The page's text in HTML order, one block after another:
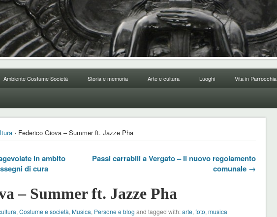
Ambiente Costume Società Storia e memoria Arte e cultura Luoghi Vita in Parrocchia
› Federico Giova – Summer ft. Jazze Pha
in ambito
di cura
Passi carrabili a Vergato – Il nuovo regolamento
comunale →
– Summer ft. Jazze Pha
, Costume e società, Musica, Persone e blog and tagged with:arte, foto, musica